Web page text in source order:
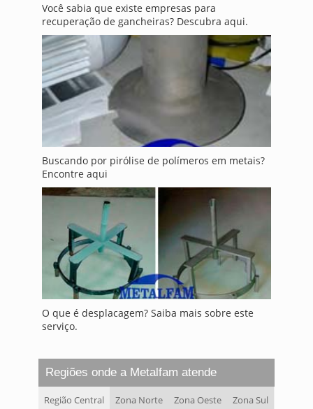
Você sabia que existe empresas para
recuperação de gancheiras? Descubra aqui.
Buscando por pirólise de polímeros em metais?
Encontre aqui
O que é desplacagem? Saiba mais sobre este
serviço.
Regiões onde a Metalfam atende
Região Central Zona Norte Zona Oeste Zona Sul